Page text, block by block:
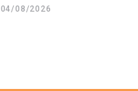
04/08/2026